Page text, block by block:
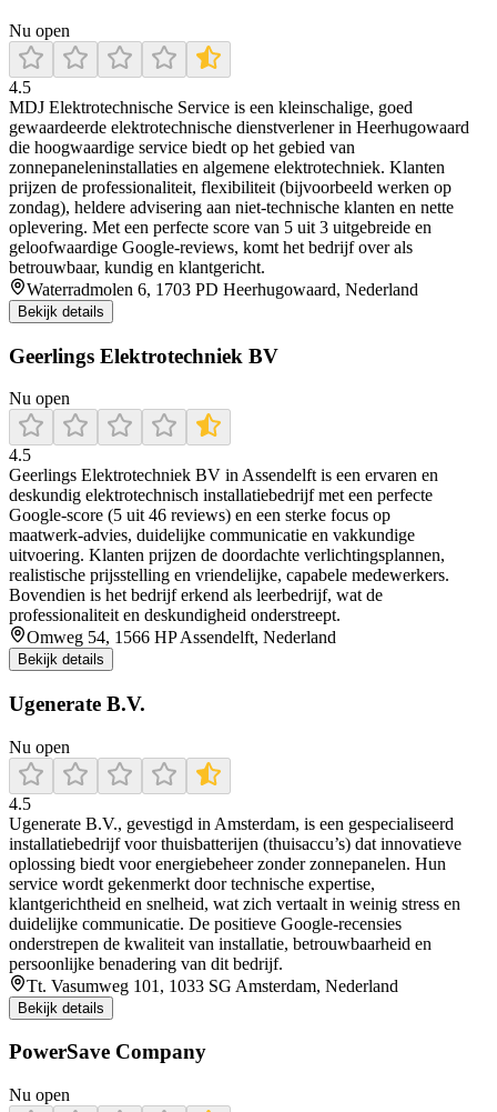
Nu open
4.5
MDJ Elektrotechnische Service is een kleinschalige, goed
gewaardeerde elektrotechnische dienstverlener in Heerhugowaard
die hoogwaardige service biedt op het gebied van
zonnepaneleninstallaties en algemene elektrotechniek. Klanten
prijzen de professionaliteit, flexibiliteit (bijvoorbeeld werken op
zondag), heldere advisering aan niet-technische klanten en nette
oplevering. Met een perfecte score van 5 uit 3 uitgebreide en
geloofwaardige Google-reviews, komt het bedrijf over als
betrouwbaar, kundig en klantgericht.
Waterradmolen 6, 1703 PD Heerhugowaard, Nederland
Bekijk details
Geerlings Elektrotechniek BV
Nu open
4.5
Geerlings Elektrotechniek BV in Assendelft is een ervaren en
deskundig elektrotechnisch installatiebedrijf met een perfecte
Google-score (5 uit 46 reviews) en een sterke focus op
maatwerk‑advies, duidelijke communicatie en vakkundige
uitvoering. Klanten prijzen de doordachte verlichtingsplannen,
realistische prijsstelling en vriendelijke, capabele medewerkers.
Bovendien is het bedrijf erkend als leerbedrijf, wat de
professionaliteit en deskundigheid onderstreept.
Omweg 54, 1566 HP Assendelft, Nederland
Bekijk details
Ugenerate B.V.
Nu open
4.5
Ugenerate B.V., gevestigd in Amsterdam, is een gespecialiseerd
installatiebedrijf voor thuisbatterijen (thuisaccu’s) dat innovatieve
oplossing biedt voor energiebeheer zonder zonnepanelen. Hun
service wordt gekenmerkt door technische expertise,
klantgerichtheid en snelheid, wat zich vertaalt in weinig stress en
duidelijke communicatie. De positieve Google-recensies
onderstrepen de kwaliteit van installatie, betrouwbaarheid en
persoonlijke benadering van dit bedrijf.
Tt. Vasumweg 101, 1033 SG Amsterdam, Nederland
Bekijk details
PowerSave Company
Nu open